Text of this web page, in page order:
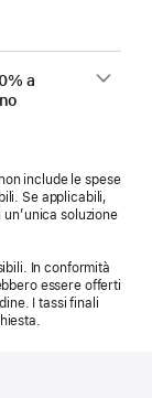
a
include le spese
Se applicabili,
soluzione
In conformità
essere offerti
I tassi finali